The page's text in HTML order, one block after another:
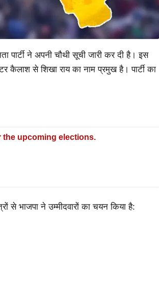
पार्टी ने अपनी चौथी सूची जारी कर दी है। इस
कैलाश से शिखा राय का नाम प्रमुख है। पार्टी का
the upcoming elections.
से भाजपा ने उम्मीदवारों का चयन किया है: